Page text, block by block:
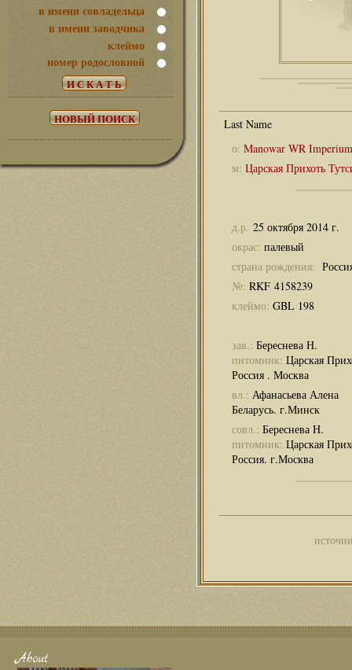
в имени совладельца
в имени заводчика
клеймо
номер родословной
о: Manowar WR Imperium
м: Царская Прихоть
д.р. 25 октября 2014 г.
окрас: палевый
страна рождения:
№: RKF 4158239
клеймо: GBL 198
зав.: Береснева Н.
питомник: Царская
Россия . Москва
вл.: Афанасьева Алена
Беларусь. г.Минск
совл.: Береснева Н.
питомник: Царская
Россия. г.Москва
About